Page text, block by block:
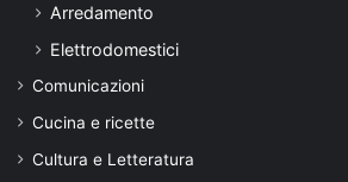
Arredamento
Elettrodomestici
Comunicazioni
Cucina e ricette
Cultura e Letteratura